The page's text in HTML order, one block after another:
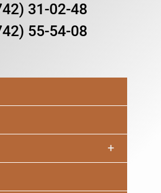
31-02-48
55-54-08
+